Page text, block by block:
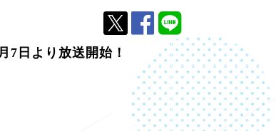
7日より放送開始！